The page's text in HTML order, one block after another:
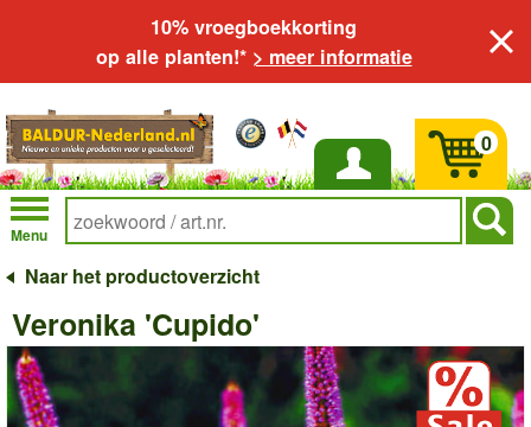
10% vroegboekkorting
op alle planten!* > meer informatie
Inloggen
Menu
0
Naar het productoverzicht
Veronika 'Cupido'